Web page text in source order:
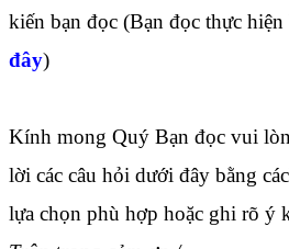
kiến bạn đọc (Bạn đọc thực hiện
đây)
Kính mong Quý Bạn đọc vui
lời các câu hỏi dưới đây bằng
lựa chọn phù hợp hoặc ghi rõ ý